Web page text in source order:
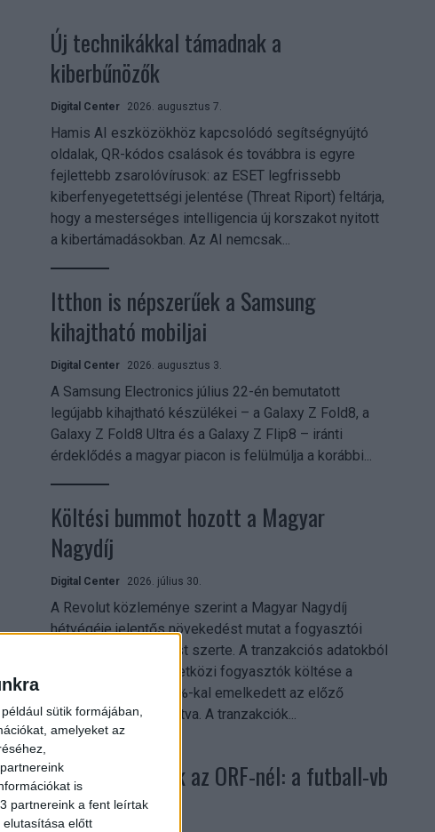
sütik formájában,
amelyeket az
is
partnereink a fent leírtak
elutasítása előtt
Új technikákkal támadnak a
kiberbűnözők
Digital Center 2026. augusztus 7.
Hamis AI eszközökhöz kapcsolódó segítségnyújtó
oldalak, QR-kódos csalások és továbbra is egyre
fejlettebb zsarolóvírusok: az ESET legfrissebb
kiberfenyegetettségi jelentése (Threat Riport) feltárja,
hogy a mesterséges intelligencia új korszakot nyitott
a kibertámadásokban. Az AI nemcsak...
Itthon is népszerűek a Samsung
kihajtható mobiljai
Digital Center 2026. augusztus 3.
A Samsung Electronics július 22-én bemutatott
legújabb kihajtható készülékei – a Galaxy Z Fold8, a
Galaxy Z Fold8 Ultra és a Galaxy Z Flip8 – iránti
érdeklődés a magyar piacon is felülmúlja a korábbi...
Költési bummot hozott a Magyar
Nagydíj
Digital Center 2026. július 30.
A Revolut közleménye szerint a Magyar Nagydíj
hétvégéje jelentős növekedést mutat a fogyasztói
aktivitásban Budapest szerte. A tranzakciós adatokból
kiderül, hogy a nemzetközi fogyasztók költése a
versenyhétvégén 26%-kal emelkedett az előző
hétvégéhez viszonyítva. A tranzakciók...
Rekordok dőltek az ORF-nél: a futball-vb
mindent vitt